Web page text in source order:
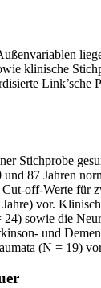
klinische
Link’sche
Stichprobe
87 Jahren
off-Werte für
vor.
sowie die
und
(N = 19)